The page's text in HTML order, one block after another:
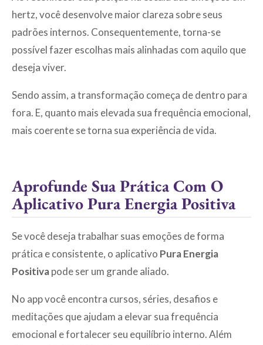
hertz, você desenvolve maior clareza sobre seus
padrões internos. Consequentemente, torna-se
possível fazer escolhas mais alinhadas com aquilo que
deseja viver.
Sendo assim, a transformação começa de dentro para
fora. E, quanto mais elevada sua frequência emocional,
mais coerente se torna sua experiência de vida.
Aprofunde Sua Prática Com O
Aplicativo Pura Energia Positiva
Se você deseja trabalhar suas emoções de forma
prática e consistente, o aplicativo Pura Energia
Positivapode ser um grande aliado.
No app você encontra cursos, séries, desafios e
meditações que ajudam a elevar sua frequência
emocional e fortalecer seu equilíbrio interno. Além